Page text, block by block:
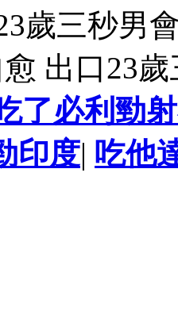
歲三秒男
出口23
了必利勁
印度| 吃他